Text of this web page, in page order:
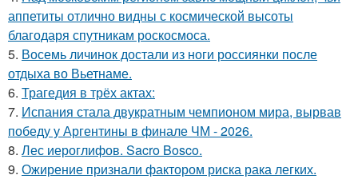
аппетиты отлично видны с космической высоты
благодаря спутникам роскосмоса.
5. Восемь личинок достали из ноги россиянки после
отдыха во Вьетнаме.
6. Трагедия в трёх актах:
7. Испания стала двукратным чемпионом мира, вырвав
победу у Аргентины в финале ЧМ - 2026.
8. Лес иероглифов. Sacro Bosco.
9. Ожирение признали фактором риска рака легких.